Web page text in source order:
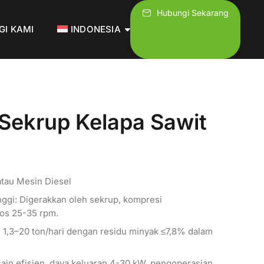
KAMI INDONESIA
Hubungi Sekarang
Kelapa Sawit
Mesin Diesel
Digerakkan oleh sekrup, kompresi
25-35 rpm.
ton/hari dengan residu minyak ≤7,8% dalam